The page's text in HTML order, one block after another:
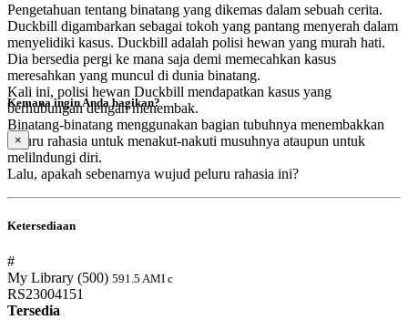
Pengetahuan tentang binatang yang dikemas dalam sebuah cerita.
Duckbill digambarkan sebagai tokoh yang pantang menyerah dalam
menyelidiki kasus. Duckbill adalah polisi hewan yang murah hati.
Dia bersedia pergi ke mana saja demi memecahkan kasus
meresahkan yang muncul di dunia binatang.
Kali ini, polisi hewan Duckbill mendapatkan kasus yang
berhubungan dengan menembak.
Binatang-binatang menggunakan bagian tubuhnya menembakkan
peluru rahasia untuk menakut-nakuti musuhnya ataupun untuk
melilndungi diri.
Lalu, apakah sebenarnya wujud peluru rahasia ini?
Ketersediaan
#
My Library (500) 591.5 AMI c
RS23004151
Tersedia
Kemana ingin Anda bagikan?
×